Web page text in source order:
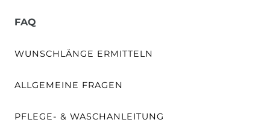
FAQ
WUNSCHLÄNGE ERMITTELN
ALLGEMEINE FRAGEN
PFLEGE- & WASCHANLEITUNG